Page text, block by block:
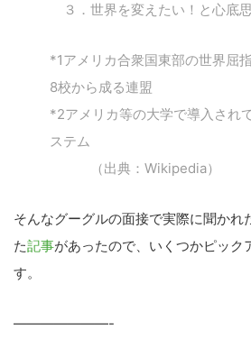
３．世界を変えたい！と心底
*1アメリカ合衆国東部の世界屈
8校から成る連盟
*2アメリカ等の大学で導入され
ステム
（出典：Wikipedia）
そんなグーグルの面接で実際に聞かれ
た記事があったので、いくつかピック
す。
———————-